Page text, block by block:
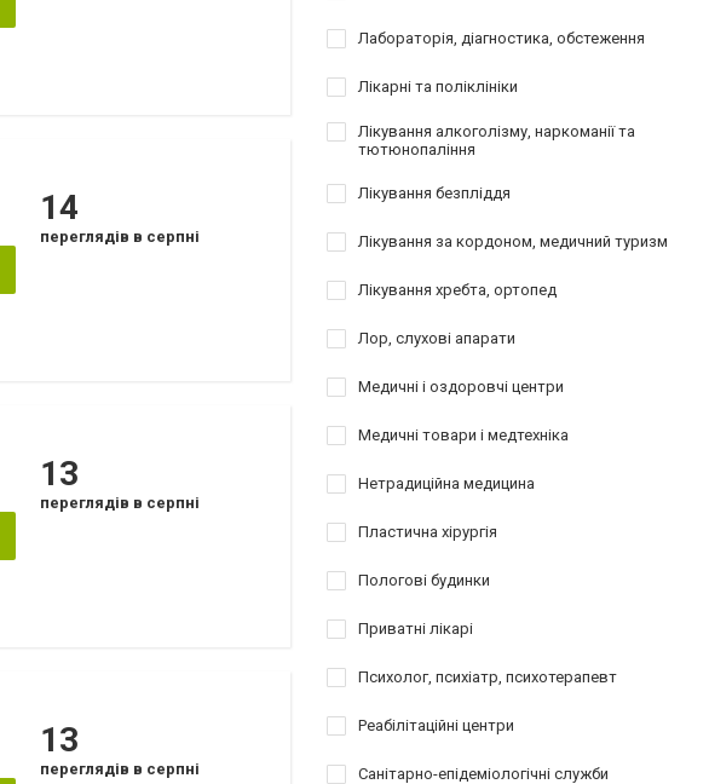
14
переглядів в серпні
13
переглядів в серпні
13
переглядів в серпні
Лабораторія, діагностика, обстеження
Лікарні та поліклініки
Лікування алкоголізму, наркоманії та
тютюнопаління
Лікування безпліддя
Лікування за кордоном, медичний туризм
Лікування хребта, ортопед
Лор, слухові апарати
Медичні і оздоровчі центри
Медичні товари і медтехніка
Нетрадиційна медицина
Пластична хірургія
Пологові будинки
Приватні лікарі
Психолог, психіатр, психотерапевт
Реабілітаційні центри
Санітарно-епідеміологічні служби